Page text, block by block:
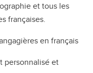
et tous les
françaises.
en français
personnalisé et